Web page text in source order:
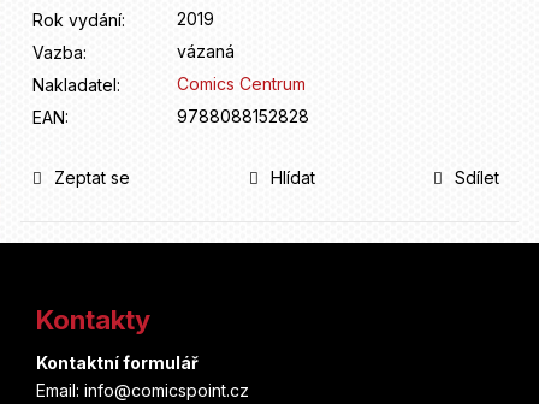
Rok vydání:
2019
Vazba:
vázaná
Nakladatel:
Comics Centrum
EAN: 9788088152828
Zeptat se Hlídat Sdílet
Kontakty
Kontaktní formulář
Email: info@comicspoint.cz